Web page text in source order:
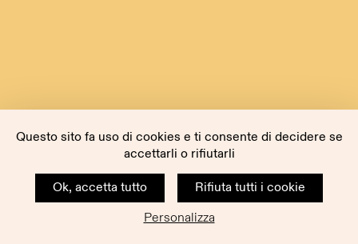
Questo sito fa uso di cookies e ti consente di decidere se
accettarli o rifiutarli
Ok, accetta tutto
Rifiuta tutti i cookie
Personalizza